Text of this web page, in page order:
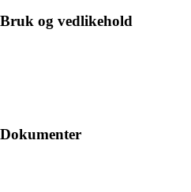
Bruk og vedlikehold
Dokumenter